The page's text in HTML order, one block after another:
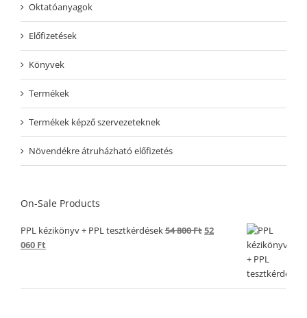
Oktatóanyagok
Előfizetések
Könyvek
Termékek
Termékek képző szervezeteknek
Növendékre átruházható előfizetés
On-Sale Products
PPL kézikönyv + PPL tesztkérdések54 800FtOriginal
800 Ft.
52
060 Ft
52